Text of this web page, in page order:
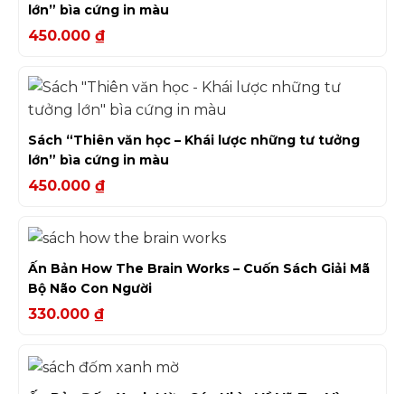
lớn” bìa cứng in màu
450.000 ₫
Sách “Thiên văn học – Khái lược những tư tưởng
lớn” bìa cứng in màu
450.000 ₫
Ấn Bản How The Brain Works – Cuốn Sách Giải Mã
Bộ Não Con Người
330.000 ₫